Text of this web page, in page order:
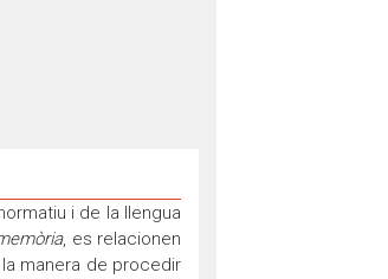
i de la llengua
, es relacionen
manera de procedir